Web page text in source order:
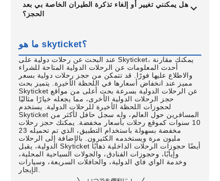
هل يمكنني تغيير أو إلغاء تذكرة الطيران الخاصة بي بعد
الحجز؟
ما هو skyticket؟
عند البحث عن رحلات دولية على Skyticket، يمكنك مقارنة
أحدث المعلومات عن الرحلات الدولية المتاحة للشراء
والاطلاع عليها فورًا. قد تتمكن من حجز رحلات دولية بسعر
مميز عند انخفاض أسعارها في اللحظة الأخيرة. يتميز بحث
Skyticket عن الرحلات الدولية بسرعة بحث أعلى من مواقع
حجز الرحلات الدولية الأخرى، مما يجعله خيارًا مثاليًا
لحجوزات اللحظة الأخيرة للرحلات الدولية. يستخدم
Skyticket المسافرين حول العالم، وله سجل حافل لأكثر من
10 سنوات كموقع رحلات بأسعار مخفضة. يمكنك حجز رحلات
مخفضة بسهولة باستخدام التطبيق، الذي تم تحميله 23
مليون مرة ويستخدمه الكثيرون. بالإضافة إلى الرحلات
الدولية، يقبل Skyticket أيضًا حجوزات الرحلات الداخلية ذهابًا
وإيابًا، وحجوزات الفنادق، والجولات السياحية المحلية،
وخدمة الواي فاي الدولية، والحافلات السريعة، وسيارات